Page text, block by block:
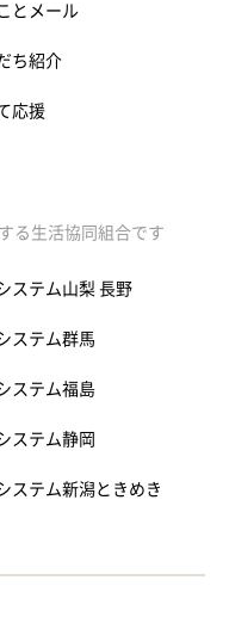
とメール
ち紹介
応援
る生活協同組合です
ステム山梨 長野
ステム群馬
ステム福島
ステム静岡
ステム新潟ときめき